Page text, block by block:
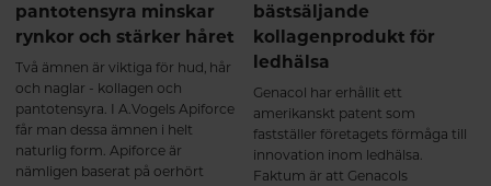
pantotensyra minskar
rynkor och stärker håret
Två ämnen är viktiga för hud, hår
och naglar - kollagen och
pantotensyra. I A.Vogels Apiforce
får man dessa ämnen i helt
naturlig form. Apiforce är
nämligen baserat på oerhört
bästsäljande
kollagenprodukt för
ledhälsa
Genacol har erhållit ett
amerikanskt patent som
fastställer företagets förmåga till
innovation inom ledhälsa.
Faktum är att Genacols